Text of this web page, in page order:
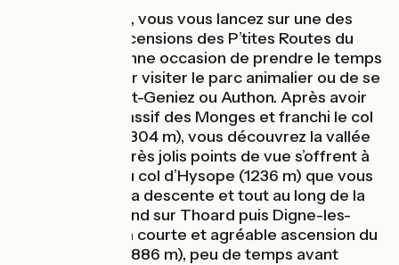
Depuis Sisteron, vous vous lancez sur une des
plus longues ascensions des P’tites Routes du
Soleil®. Une bonne occasion de prendre le temps
de s’arrêter pour visiter le parc animalier ou de se
restaurer à Saint-Geniez ou Authon. Après avoir
flirté avec le massif des Monges et franchi le col
de Font-Belle (1304 m), vous découvrez la vallée
des Duyes. De très jolis points de vue s’offrent à
vous, d’abord au col d’Hysope (1236 m) que vous
atteignez dans la descente et tout au long de la
route qui descend sur Thoard puis Digne-les-
Bains. À noter la courte et agréable ascension du
Pas de Bonnet (886 m), peu de temps avant